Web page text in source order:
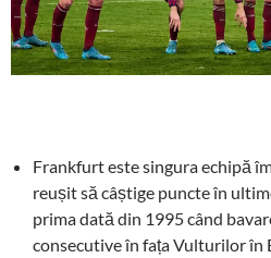
Frankfurt este singura echipă
reușit să câștige puncte în
prima dată din 1995 când
consecutive în fața Vulturilor în